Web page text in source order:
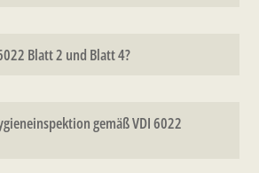
Blatt 2 und Blatt 4?
gemäß VDI 6022